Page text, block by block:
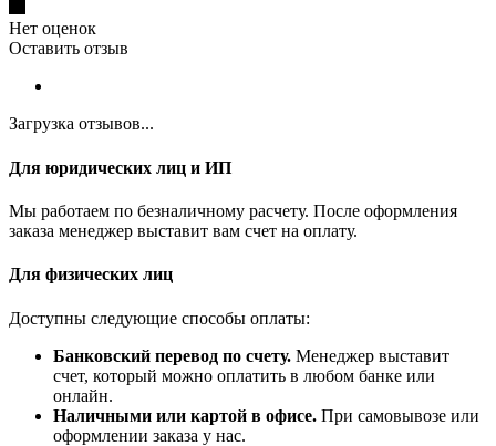
Нет оценок
Оставить отзыв
Загрузка отзывов...
Для юридических лиц и ИП
Мы работаем по безналичному расчету. После оформления
заказа менеджер выставит вам счет на оплату.
Для физических лиц
Доступны следующие способы оплаты:
Банковский перевод по счету. Менеджер выставит
счет, который можно оплатить в любом банке или
онлайн.
Наличными или картой в офисе. При самовывозе или
оформлении заказа у нас.